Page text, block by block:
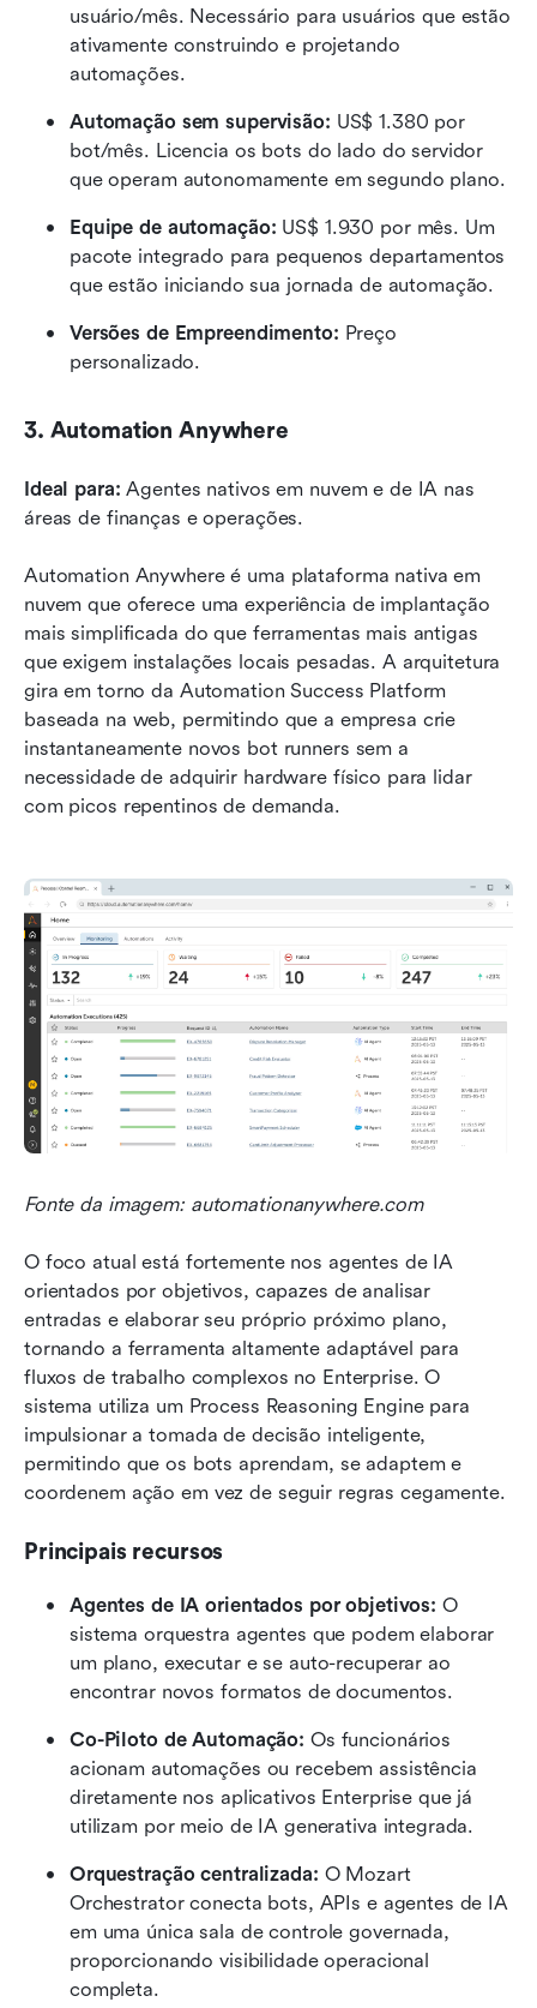
usuário/mês. Necessário para usuários que estão
ativamente construindo e projetando
automações.
Automação sem supervisão: US$ 1.380 por
bot/mês. Licencia os bots do lado do servidor
que operam autonomamente em segundo plano.
Equipe de automação: US$ 1.930 por mês. Um
pacote integrado para pequenos departamentos
que estão iniciando sua jornada de automação.
Versões de Empreendimento: Preço
personalizado.
3. Automation Anywhere
Ideal para: Agentes nativos em nuvem e de IA nas
áreas de finanças e operações.
Automation Anywhere é uma plataforma nativa em
nuvem que oferece uma experiência de implantação
mais simplificada do que ferramentas mais antigas
que exigem instalações locais pesadas. A arquitetura
gira em torno da Automation Success Platform
baseada na web, permitindo que a empresa crie
instantaneamente novos bot runners sem a
necessidade de adquirir hardware físico para lidar
com picos repentinos de demanda.
Fonte da imagem: automationanywhere.com
O foco atual está fortemente nos agentes de IA
orientados por objetivos, capazes de analisar
entradas e elaborar seu próprio próximo plano,
tornando a ferramenta altamente adaptável para
fluxos de trabalho complexos no Enterprise. O
sistema utiliza um Process Reasoning Engine para
impulsionar a tomada de decisão inteligente,
permitindo que os bots aprendam, se adaptem e
coordenem ação em vez de seguir regras cegamente.
Principais recursos
Agentes de IA orientados por objetivos: O
sistema orquestra agentes que podem elaborar
um plano, executar e se auto-recuperar ao
encontrar novos formatos de documentos.
Co-Piloto de Automação: Os funcionários
acionam automações ou recebem assistência
diretamente nos aplicativos Enterprise que já
utilizam por meio de IA generativa integrada.
Orquestração centralizada: O Mozart
Orchestrator conecta bots, APIs e agentes de IA
em uma única sala de controle governada,
proporcionando visibilidade operacional
completa.